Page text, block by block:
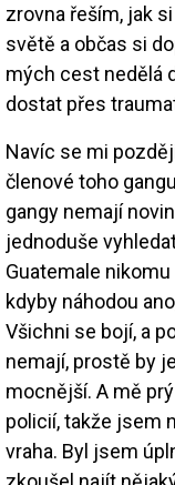
zrovna řeším, jak
světě a občas si
mých cest nedělá
dostat přes
Navíc se mi
členové toho
gangy nemají
jednoduše
Guatemale
kdyby náhodou
Všichni se bojí, a
nemají, prostě by
mocnější. A mě
policií, takže jsem
vraha. Byl jsem